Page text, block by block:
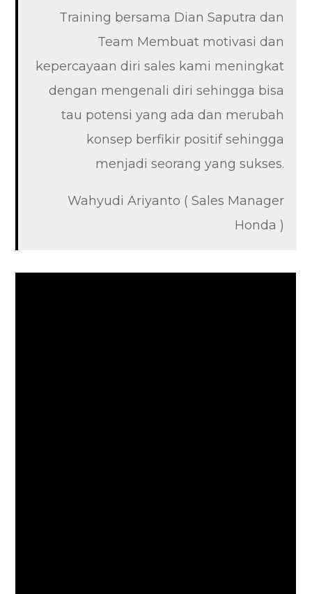
Training bersama Dian Saputra dan
Team Membuat motivasi dan
kepercayaan diri sales kami meningkat
dengan mengenali diri sehingga bisa
tau potensi yang ada dan merubah
konsep berfikir positif sehingga
menjadi seorang yang sukses.
Wahyudi Ariyanto ( Sales Manager
Honda )